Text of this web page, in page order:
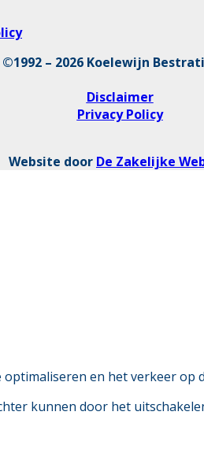
©1992 – 2026 Koelewijn
Disclaimer
Privacy Policy
Website door De Zakelijke
en het verkeer op
kunnen door het